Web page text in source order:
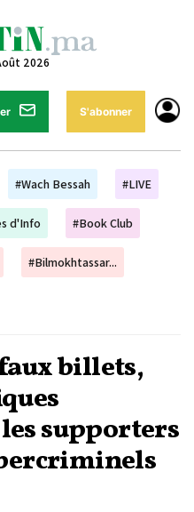
2026
S'abonner
#Wach Bessah #LIVE
d'Info #Book Club
#Bilmokhtassar...
billets,
supporters